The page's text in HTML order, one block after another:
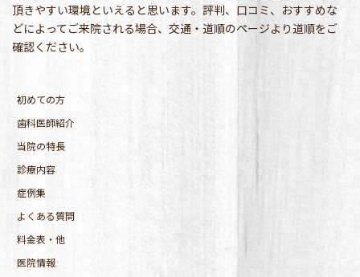
頂きやすい環境といえると思います。評判、口コミ、おすすめな
どによってご来院される場合、交通・道順のページより道順をご
確認ください。
初めての方
歯科医師紹介
当院の特長
診療内容
症例集
よくある質問
料金表・他
医院情報